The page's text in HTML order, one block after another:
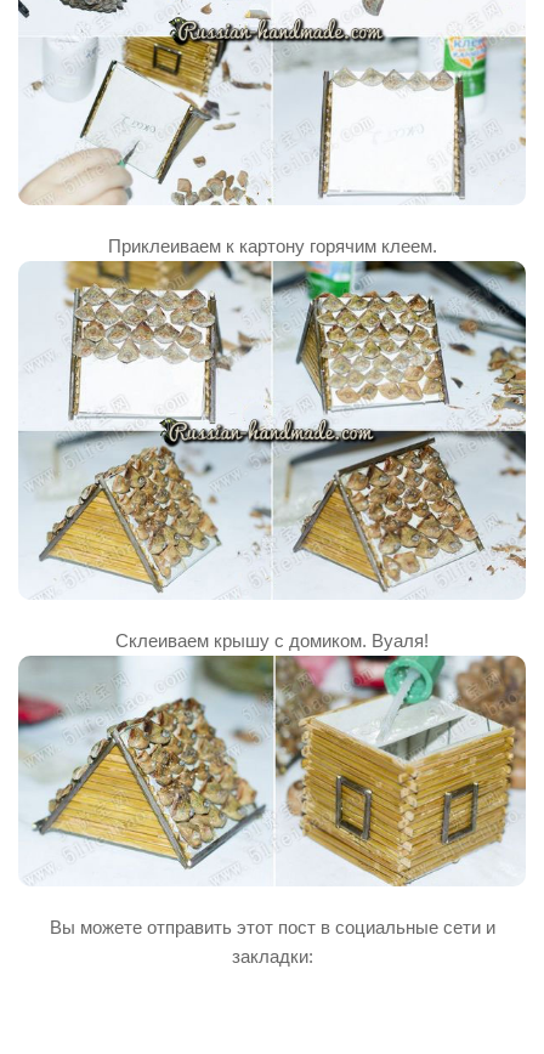
Приклеиваем к картону горячим клеем.
Склеиваем крышу с домиком. Вуаля!
Вы можете отправить этот пост в социальные сети и
закладки: